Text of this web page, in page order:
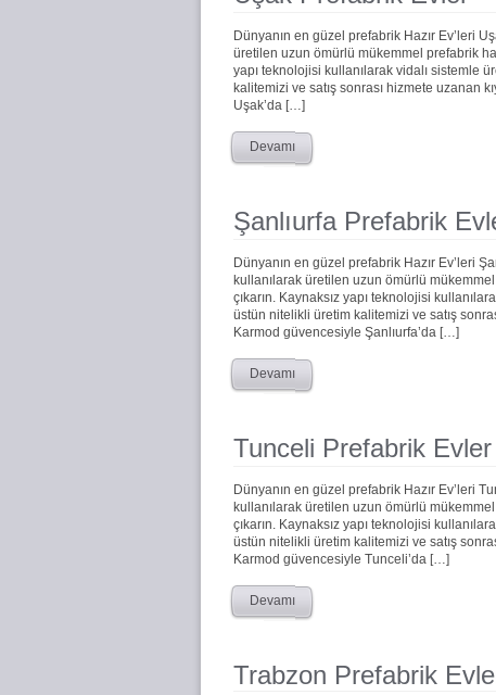
Dünyanın en güzel prefabrik Hazır Ev’leri
üretilen uzun ömürlü mükemmel prefabrik
yapı teknolojisi kullanılarak vidalı sistemle
kalitemizi ve satış sonrası hizmete uzanan
Uşak’da […]
Devamı
Şanlıurfa Prefabrik
Dünyanın en güzel prefabrik Hazır Ev’leri
kullanılarak üretilen uzun ömürlü
çıkarın. Kaynaksız yapı teknolojisi
üstün nitelikli üretim kalitemizi ve satış
Karmod güvencesiyle Şanlıurfa’da […]
Devamı
Tunceli Prefabrik Evler
Dünyanın en güzel prefabrik Hazır Ev’leri
kullanılarak üretilen uzun ömürlü
çıkarın. Kaynaksız yapı teknolojisi
üstün nitelikli üretim kalitemizi ve satış
Karmod güvencesiyle Tunceli’da […]
Devamı
Trabzon Prefabrik